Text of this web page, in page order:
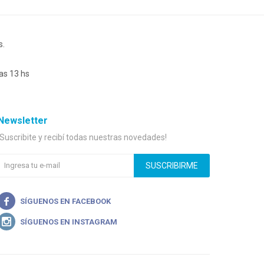
13 hs
y recibí todas nuestras novedades!
SUSCRIBIRME

